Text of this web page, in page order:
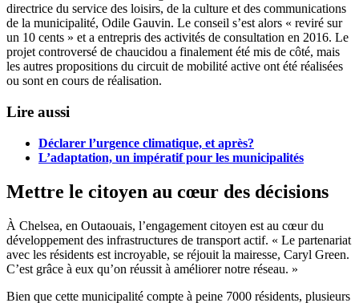
directrice du service des loisirs, de la culture et des communications
de la municipalité, Odile Gauvin. Le conseil s’est alors « reviré sur
un 10 cents » et a entrepris des activités de consultation en 2016. Le
projet controversé de chaucidou a finalement été mis de côté, mais
les autres propositions du circuit de mobilité active ont été réalisées
ou sont en cours de réalisation.
Lire aussi
Déclarer l’urgence climatique, et après?
L’adaptation, un impératif pour les municipalités
Mettre le citoyen au cœur des décisions
À Chelsea, en Outaouais, l’engagement citoyen est au cœur du
développement des infrastructures de transport actif. « Le partenariat
avec les résidents est incroyable, se réjouit la mairesse, Caryl Green.
C’est grâce à eux qu’on réussit à améliorer notre réseau. »
Bien que cette municipalité compte à peine 7000 résidents, plusieurs